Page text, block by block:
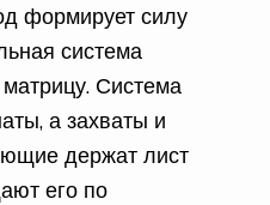
формирует силу
система
Система
а захваты и
держат лист
его по